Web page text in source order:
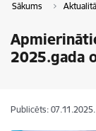
Sākums
2025.gada
Publicēts: 07.11.2025.